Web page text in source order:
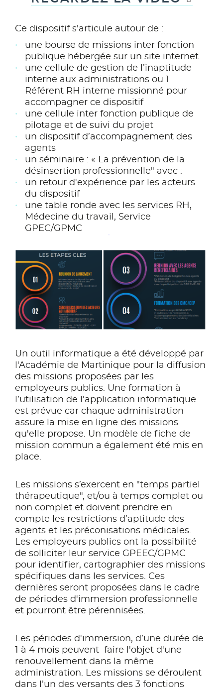
Ce dispositif s'articule autour de :
une bourse de missions inter fonction
publique hébergée sur un site internet.
une cellule de gestion de l’inaptitude
interne aux administrations ou 1
Référent RH interne missionné pour
accompagner ce dispositif
une cellule inter fonction publique de
pilotage et de suivi du projet
un dispositif d’accompagnement des
agents
un séminaire : « La prévention de la
désinsertion professionnelle" avec :
un retour d'expérience par les acteurs
du dispositif
une table ronde avec les services RH,
Médecine du travail, Service
GPEC/GPMC
Un outil informatique a été développé par
l'Académie de Martinique pour la diffusion
des missions proposées par les
employeurs publics. Une formation à
l’utilisation de l’application informatique
est prévue car chaque administration
assure la mise en ligne des missions
qu'elle propose. Un modèle de fiche de
mission commun a également été mis en
place.
Les missions s’exercent en "temps partiel
thérapeutique", et/ou à temps complet ou
non complet et doivent prendre en
compte les restrictions d’aptitude des
agents et les préconisations médicales.
Les employeurs publics ont la possibilité
de solliciter leur service GPEEC/GPMC
pour identifier, cartographier des missions
spécifiques dans les services. Ces
dernières seront proposées dans le cadre
de périodes d'immersion professionnelle
et pourront être pérennisées.
Les périodes d'immersion, d’une durée de
1 à 4 mois peuvent faire l'objet d'une
renouvellement dans la même
administration. Les missions se déroulent
dans l’un des versants des 3 fonctions